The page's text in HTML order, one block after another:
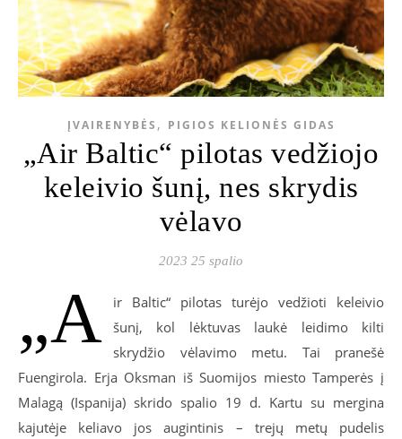
ĮVAIRENYBĖS , PIGIOS KELIONĖS GIDAS
„Air Baltic“ pilotas vedžiojo
keleivio šunį, nes skrydis
vėlavo
2023 25 spalio
„A
ir Baltic“ pilotas turėjo vedžioti keleivio
šunį, kol lėktuvas laukė leidimo kilti
skrydžio vėlavimo metu. Tai pranešė
Fuengirola. Erja Oksman iš Suomijos miesto Tamperės į
Malagą (Ispanija) skrido spalio 19 d. Kartu su mergina
kajutėje keliavo jos augintinis – trejų metų pudelis